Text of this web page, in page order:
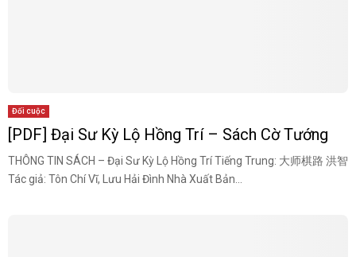
Đối cuộc
[PDF] Đại Sư Kỳ Lộ Hồng Trí – Sách Cờ Tướng
THÔNG TIN SÁCH – Đại Sư Kỳ Lộ Hồng Trí Tiếng Trung: 大师棋路 洪智
Tác giả: Tôn Chí Vĩ, Lưu Hải Đình Nhà Xuất Bản...